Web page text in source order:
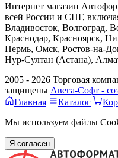
Интернет магазин
всей России и СНГ,
Владивосток, Волгоград,
Краснодар, Красноярск,
Пермь, Омск, Ростов-на-
Нур-Султан (Астана),
2005 - 2026 Торговая
защищены Авега-Софт -
Главная
Каталог
Мы используем файлы
Я согласен